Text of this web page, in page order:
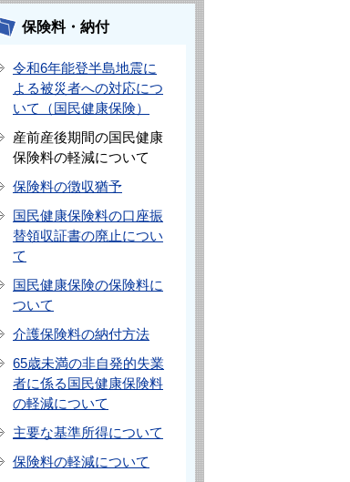
保険料・納付
令和6年能登半島地震に
よる被災者への対応につ
いて（国民健康保険）
産前産後期間の国民健康
保険料の軽減について
保険料の徴収猶予
国民健康保険料の口座振
替領収証書の廃止につい
て
国民健康保険の保険料に
ついて
介護保険料の納付方法
65歳未満の非自発的失業
者に係る国民健康保険料
の軽減について
主要な基準所得について
保険料の軽減について